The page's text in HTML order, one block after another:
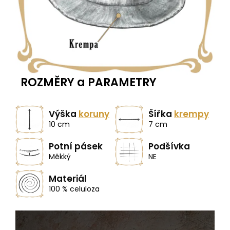
ROZMĚRY a PARAMETRY
Výška koruny
10 cm
Šířka krempy
7 cm
Potní pásek
Měkký
Podšívka
NE
Materiál
100 % celuloza